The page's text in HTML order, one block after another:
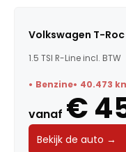
Maandbedrag
Volkswagen T-Roc
1.5 TSI R-Line incl. BTW
Benzine 40.473
vanaf €
Bekijk de auto →